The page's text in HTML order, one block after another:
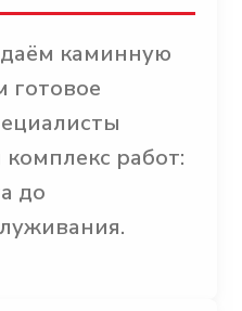
каминную
готовое
работ:
до